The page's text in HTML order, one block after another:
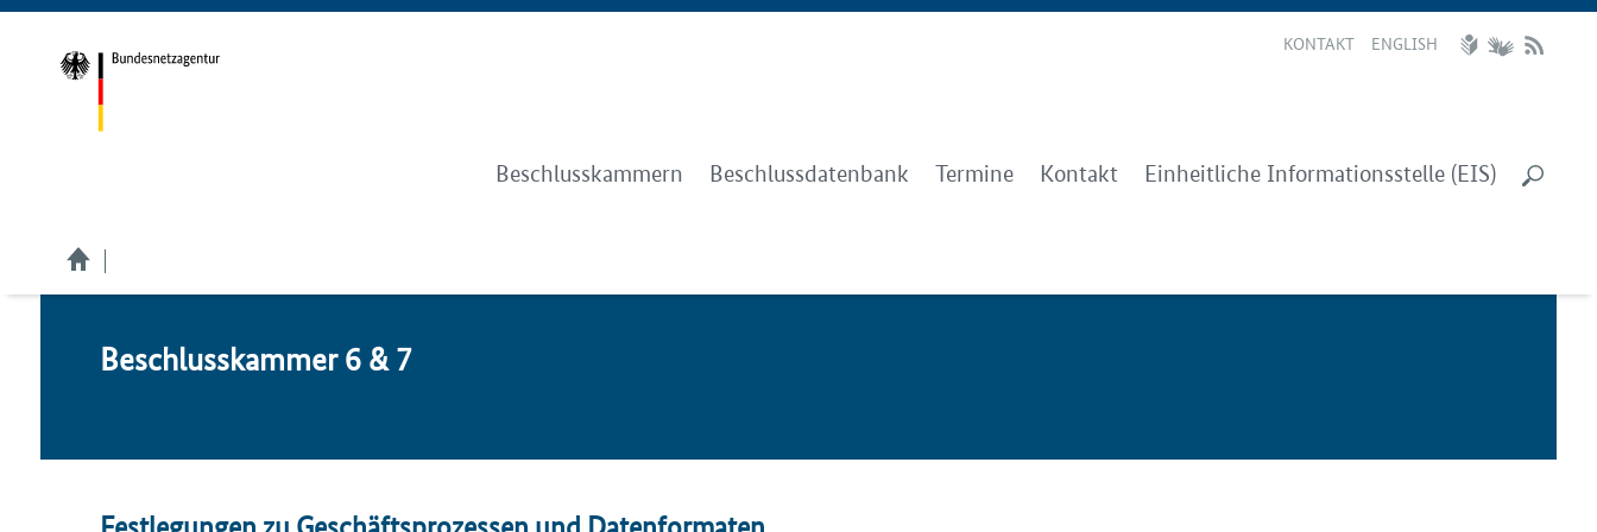
KONTAKT ENGLISH
Beschlusskammern Beschlussdatenbank Termine Kontakt Einheitliche Informationsstelle (EIS)
Be­schluss­kam­mer 6 & 7